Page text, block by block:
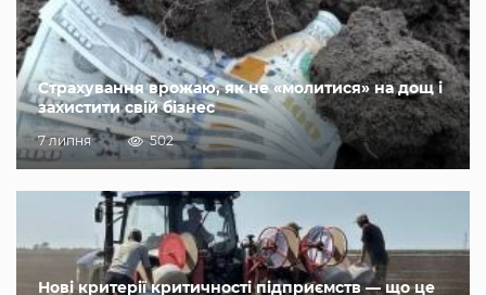
Страхування врожаю, як не «молитися» на дощ і
захистити свій бізнес
7 липня 502
Нові критерії критичності підприємств — що це